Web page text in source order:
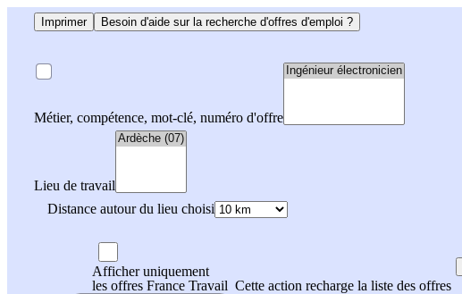
Imprimer Besoin d'aide sur la recherche d'offres d'emploi ?
Métier, compétence, mot-clé, numéro d'offre
Lieu de travail
Distance autour du lieu choisi
Afficher uniquement
les offres France Travail Cette action recharge la liste des offres